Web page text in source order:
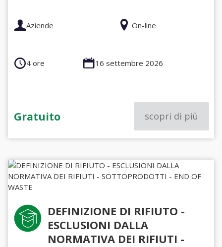
Aziende On-line
4 ore 16 settembre 2026
Gratuito scopri di più
DEFINIZIONE DI RIFIUTO -
ESCLUSIONI DALLA
NORMATIVA DEI RIFIUTI -